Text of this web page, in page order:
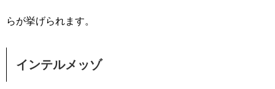
らが挙げられます。
インテルメッゾ